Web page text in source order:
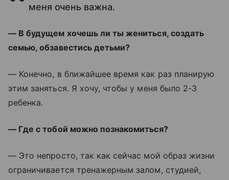
меня очень важна.
— В будущем хочешь ли ты жениться, создать
семью, обзавестись детьми?
— Конечно, в ближайшее время как раз планирую
этим заняться. Я хочу, чтобы у меня было 2-3
ребенка.
— Где с тобой можно познакомиться?
— Это непросто, так как сейчас мой образ жизни
ограничивается тренажерным залом, студией,